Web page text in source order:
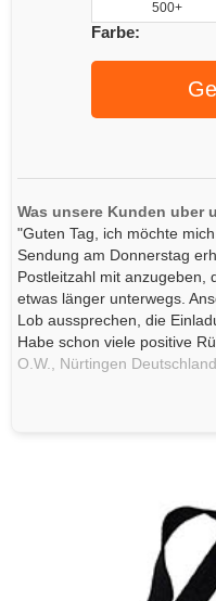
500+
Farbe:
Was unsere Kunden uber
"Guten Tag, ich möchte
Sendung am Donnerstag
Postleitzahl mit anzugeben,
etwas länger unterwegs.
Lob aussprechen, die
Habe schon viele positive
O.W.,
Nürtingen Deutschland